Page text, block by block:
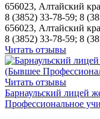
656023, Алтайский
8 (3852) 33-78-59; 8
656023, Алтайский
8 (3852) 33-78-59; 8
Читать отзывы
Читать отзывы
Барнаульский лицей
Профессиональное